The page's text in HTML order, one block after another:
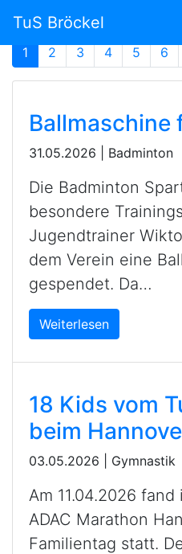
TuS Bröckel
Newsarchiv
1 2 3 4 5 6
Ballmaschine
31.05.2026 Badminton
Die Badminton
besondere
Jugendtrainer
dem Verein eine
gespendet. Da…
Weiterlesen
18 Kids vom
beim
03.05.2026 Gymnastik
Am 11.04.2026
ADAC Marathon
Familientag statt.